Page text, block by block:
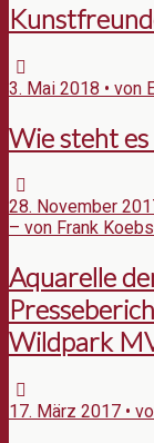
3. Mai 2018 • von
Wie steht
28. November
– von Frank
Aquarelle
Wildpark
17. März 2017 •